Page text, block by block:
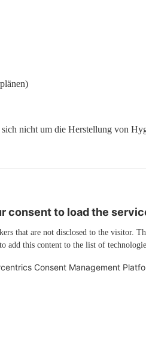
nicht um die Herstellung von
consent to load the
that are not disclosed to the visitor.
add this content to the list of
Consent Management